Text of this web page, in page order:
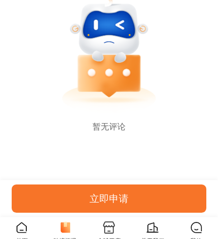
暂无评论
立即申请